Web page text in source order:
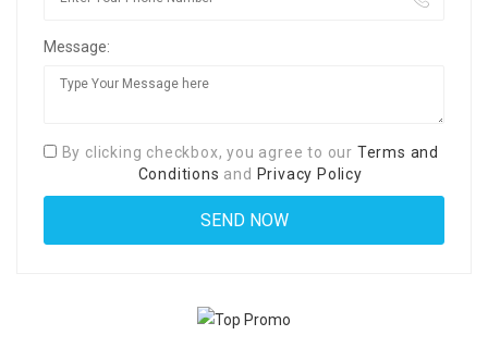
Message:
By clicking checkbox, you agree to our Terms and
Conditions and Privacy Policy